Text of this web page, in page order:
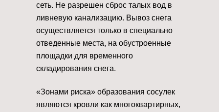
сеть. Не разрешен сброс талых вод в
ливневую канализацию. Вывоз снега
осуществляется только в специально
отведенные места, на обустроенные
площадки для временного
складирования снега.
«Зонами риска» образования сосулек
являются кровли как многоквартирных,